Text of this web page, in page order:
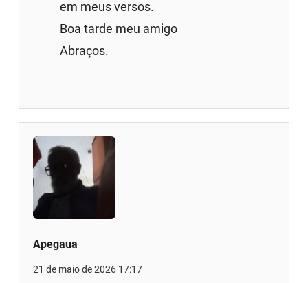
em meus versos.
Boa tarde meu amigo
Abraços.
Apegaua
21 de maio de 2026 17:17